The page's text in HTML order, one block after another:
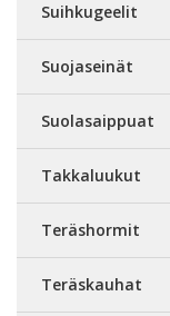
Suihkugeelit
Suojaseinät
Suolasaippuat
Takkaluukut
Teräshormit
Teräskauhat